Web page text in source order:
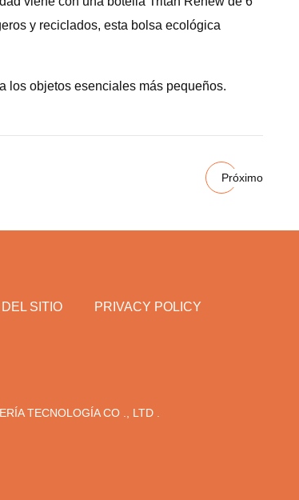
y reciclados, esta bolsa ecológica
los objetos esenciales más pequeños.
Próximo
SITIO PRIVACY POLICY
TECNOLOGÍA CO ., LTD .